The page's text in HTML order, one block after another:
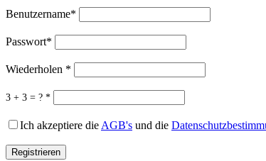
Benutzername*
Passwort*
Wiederholen *
3 + 3 = ? *
Ich akzeptiere die AGB's und die
Registrieren